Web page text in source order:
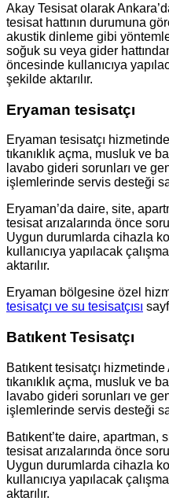
Akay Tesisat olarak
tesisat hattının durumuna
akustik dinleme gibi
soğuk su veya gider
öncesinde kullanıcıya
şekilde aktarılır.
Eryaman tesisatçı
Eryaman tesisatçı
tıkanıklık açma, musluk ve
lavabo gideri sorunları ve
işlemlerinde servis desteği
Eryaman’da daire, site,
tesisat arızalarında önce
Uygun durumlarda cihazla
kullanıcıya yapılacak
aktarılır.
Eryaman bölgesine özel
tesisatçı ve su tesisatçısı
Batıkent Tesisatçı
Batıkent tesisatçı
tıkanıklık açma, musluk ve
lavabo gideri sorunları ve
işlemlerinde servis desteği
Batıkent’te daire,
tesisat arızalarında önce
Uygun durumlarda cihazla
kullanıcıya yapılacak
aktarılır.